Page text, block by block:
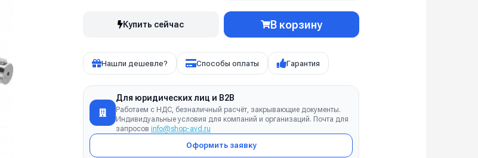
Купить сейчас В корзину
Нашли дешевле? Способы оплаты Гарантия
Для юридических лиц и B2B
Работаем с НДС, безналичный расчёт, закрывающие документы.
Индивидуальные условия для компаний и организаций. Почта для
запросов info@shop-avd.ru
Оформить заявку